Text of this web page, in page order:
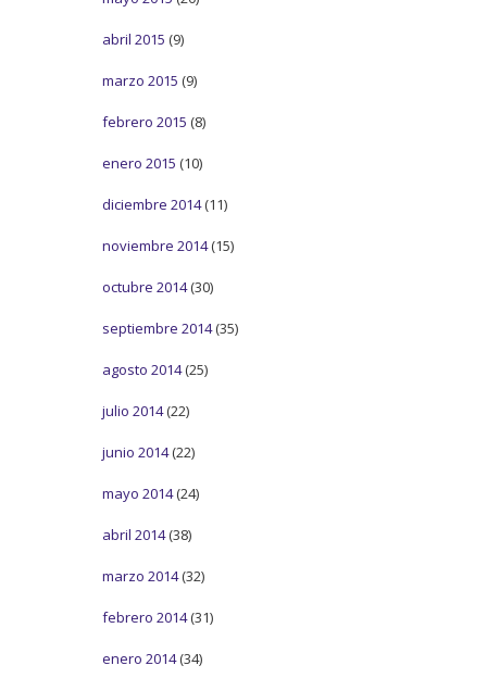
abril 2015 (9)
marzo 2015 (9)
febrero 2015 (8)
enero 2015 (10)
diciembre 2014(11)
noviembre 2014(15)
octubre 2014(30)
septiembre 2014(35)
agosto 2014(25)
julio 2014(22)
junio 2014(22)
mayo 2014(24)
abril 2014(38)
marzo 2014(32)
febrero 2014(31)
enero 2014(34)